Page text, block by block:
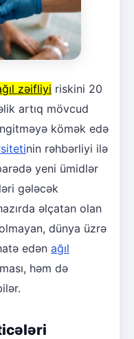
zəifliyi riskini 20
artıq mövcud
kömək edə
nin rəhbərliyi ilə
yeni ümidlər
gələcək
əlçatan olan
dünya üzrə
edən ağıl
həm də